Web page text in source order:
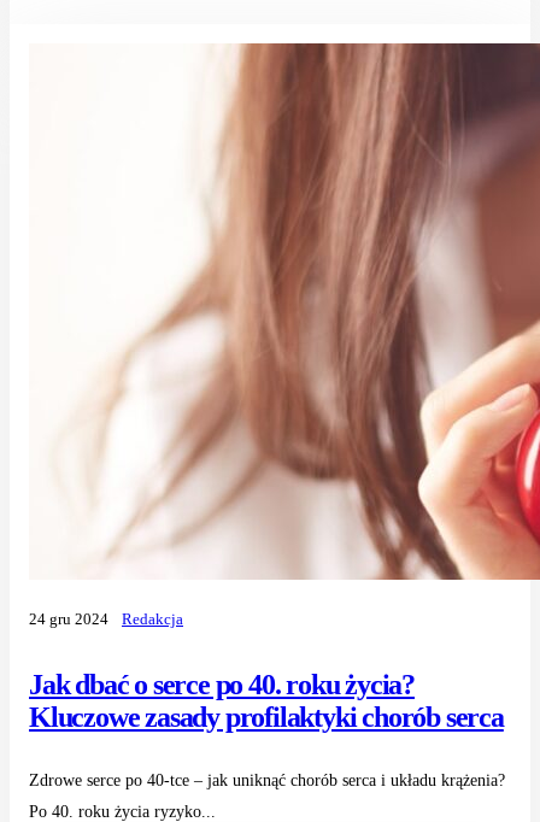
Jak dbać o serce po 40. roku życia?
Kluczowe zasady profilaktyki chorób serca
24 gru 2024 Redakcja
Zdrowe serce po 40-tce – jak uniknąć chorób serca i układu krążenia?
Po 40. roku życia ryzyko...